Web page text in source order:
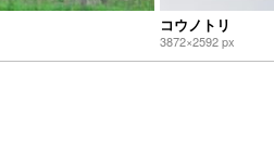
コウノトリ
3872×2592 px